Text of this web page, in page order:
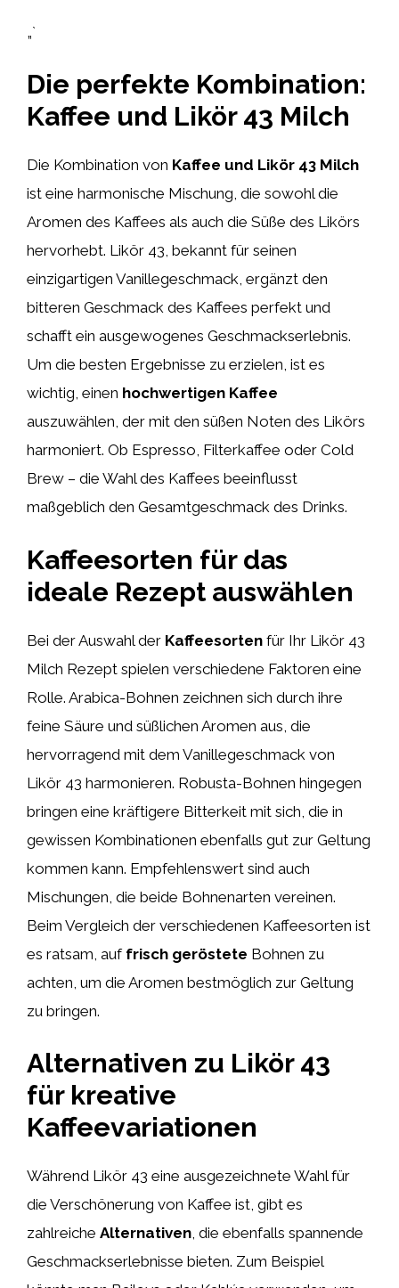
„`
Die perfekte Kombination:
Kaffee und Likör 43 Milch
Die Kombination von Kaffee und Likör 43 Milch
ist eine harmonische Mischung, die sowohl die
Aromen des Kaffees als auch die Süße des Likörs
hervorhebt. Likör 43, bekannt für seinen
einzigartigen Vanillegeschmack, ergänzt den
bitteren Geschmack des Kaffees perfekt und
schafft ein ausgewogenes Geschmackserlebnis.
Um die besten Ergebnisse zu erzielen, ist es
wichtig, einen hochwertigen Kaffee
auszuwählen, der mit den süßen Noten des Likörs
harmoniert. Ob Espresso, Filterkaffee oder Cold
Brew – die Wahl des Kaffees beeinflusst
maßgeblich den Gesamtgeschmack des Drinks.
Kaffeesorten für das
ideale Rezept auswählen
Bei der Auswahl der Kaffeesorten für Ihr Likör 43
Milch Rezept spielen verschiedene Faktoren eine
Rolle. Arabica-Bohnen zeichnen sich durch ihre
feine Säure und süßlichen Aromen aus, die
hervorragend mit dem Vanillegeschmack von
Likör 43 harmonieren. Robusta-Bohnen hingegen
bringen eine kräftigere Bitterkeit mit sich, die in
gewissen Kombinationen ebenfalls gut zur Geltung
kommen kann. Empfehlenswert sind auch
Mischungen, die beide Bohnenarten vereinen.
Beim Vergleich der verschiedenen Kaffeesorten ist
es ratsam, auf frisch geröstete Bohnen zu
achten, um die Aromen bestmöglich zur Geltung
zu bringen.
Alternativen zu Likör 43
für kreative
Kaffeevariationen
Während Likör 43 eine ausgezeichnete Wahl für
die Verschönerung von Kaffee ist, gibt es
zahlreiche Alternativen, die ebenfalls spannende
Geschmackserlebnisse bieten. Zum Beispiel